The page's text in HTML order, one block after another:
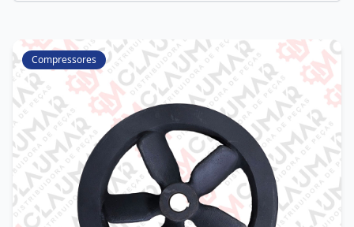
Compressores